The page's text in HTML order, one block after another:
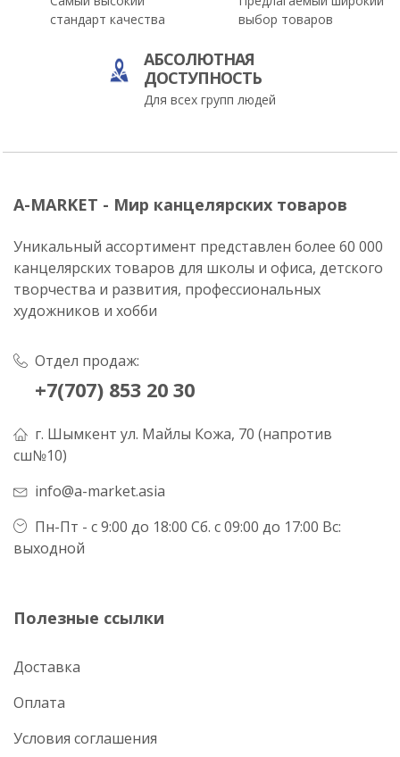
стандарт качества
выбор товаров
АБСОЛЮТНАЯ
ДОСТУПНОСТЬ
Для всех групп людей
A-MARKET - Мир канцелярских товаров
Уникальный ассортимент представлен более 60 000
канцелярских товаров для школы и офиса, детского
творчества и развития, профессиональных
художников и хобби
Отдел продаж:
+7(707) 853 20 30
г. Шымкент ул. Майлы Кожа, 70 (напротив
сш№10)
info@a-market.asia
Пн-Пт - с 9:00 до 18:00 Сб. с 09:00 до 17:00 Вс:
выходной
Полезные ссылки
Доставка
Оплата
Условия соглашения